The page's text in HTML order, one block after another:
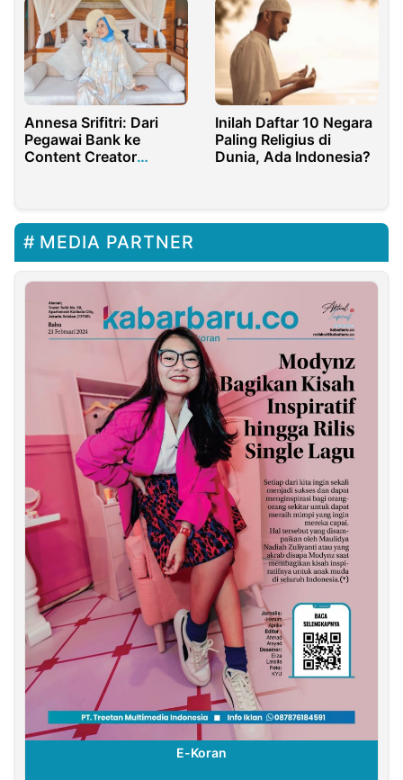
Annesa Srifitri: Dari
Pegawai Bank ke
Content Creator
Inilah Daftar 10 Negara
Paling Religius di
Dunia, Ada Indonesia?
MEDIA PARTNER
E-Koran